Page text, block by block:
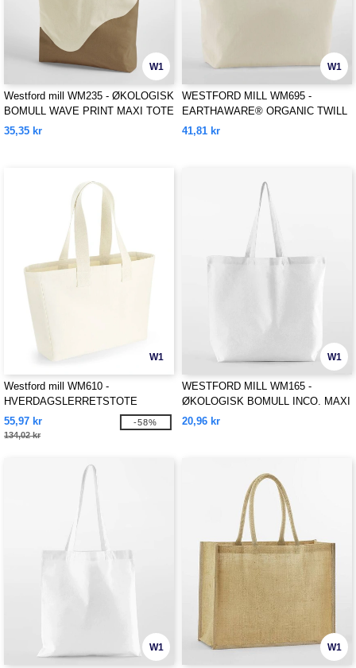
W1
Westford mill WM235 - ØKOLOGISK
BOMULL WAVE PRINT MAXI TOTE
35,35 kr
W1
WESTFORD MILL WM695 -
EARTHAWARE® ORGANIC TWILL
SHOPPER
41,81 kr
W1
Westford mill WM610 -
HVERDAGSLERRETSTOTE
55,97 kr
134,02 kr
-58%
W1
WESTFORD MILL WM165 -
ØKOLOGISK BOMULL INCO. MAXI
BAG FOR LIFE
20,96 kr
W1 W1